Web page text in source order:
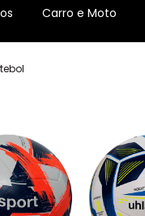
Carro e Moto